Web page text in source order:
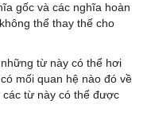
gốc và các nghĩa hoàn
thể thay thế cho
từ này có thể hơi
mối quan hệ nào đó về
từ này có thể được